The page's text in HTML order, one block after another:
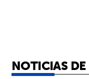
NOTICIAS